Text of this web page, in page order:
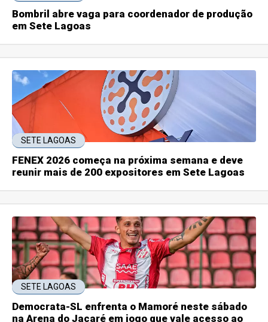
Bombril abre vaga para coordenador de produção
em Sete Lagoas
SETE LAGOAS
FENEX 2026 começa na próxima semana e deve
reunir mais de 200 expositores em Sete Lagoas
SETE LAGOAS
Democrata-SL enfrenta o Mamoré neste sábado
na Arena do Jacaré em jogo que vale acesso ao